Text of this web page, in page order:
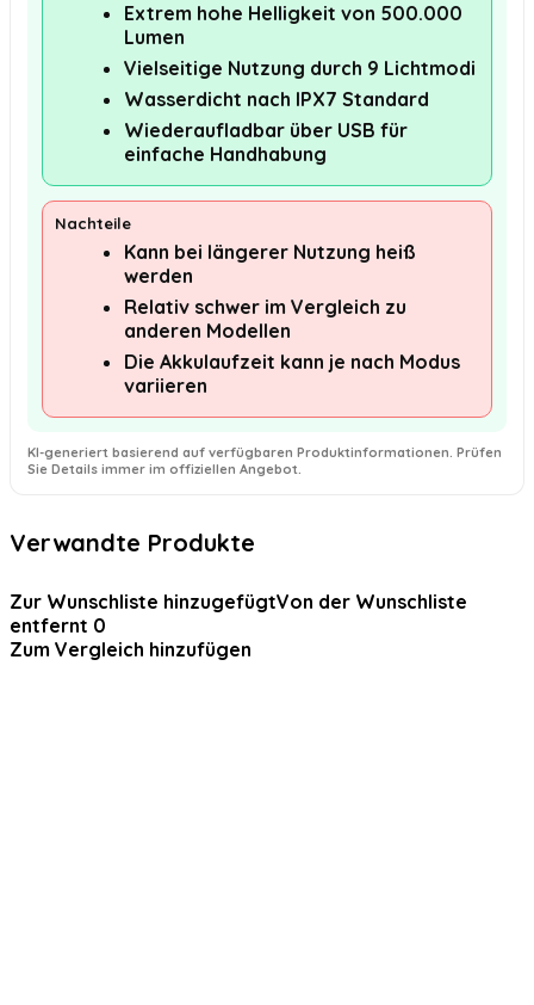
Extrem hohe Helligkeit von 500.000
Lumen
Vielseitige Nutzung durch 9 Lichtmodi
Wasserdicht nach IPX7 Standard
Wiederaufladbar über USB für
einfache Handhabung
Nachteile
Kann bei längerer Nutzung heiß
werden
Relativ schwer im Vergleich zu
anderen Modellen
Die Akkulaufzeit kann je nach Modus
variieren
KI-generiert basierend auf verfügbaren Produktinformationen. Prüfen
Sie Details immer im offiziellen Angebot.
Verwandte Produkte
Zur Wunschliste hinzugefügtVon der Wunschliste
entfernt 0
Zum Vergleich hinzufügen